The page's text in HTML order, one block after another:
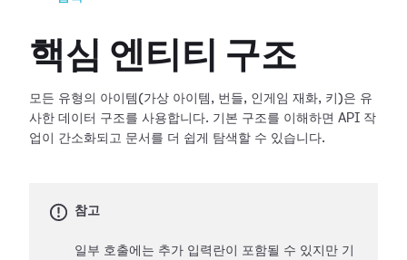
핵심 엔티티 구조
모든 유형의 아이템(가상 아이템, 번들, 인게임 재화, 키)은 유
사한 데이터 구조를 사용합니다. 기본 구조를 이해하면 API 작
업이 간소화되고 문서를 더 쉽게 탐색할 수 있습니다.
참고
일부 호출에는 추가 입력란이 포함될 수 있지만 기